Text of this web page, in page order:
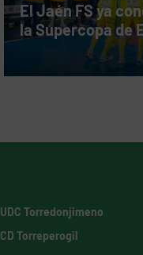
El Jaén FS ya
la Supercopa de
UDC Torredonjimeno
CD Torreperogil